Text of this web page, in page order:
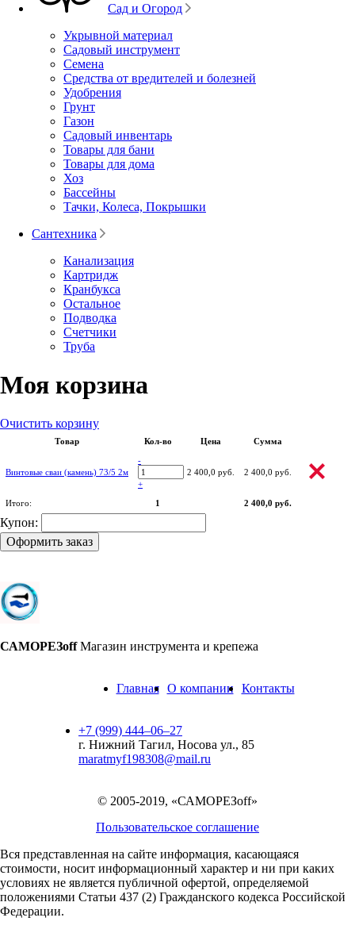
Сад и Огород
Укрывной материал
Садовый инструмент
Семена
Средства от вредителей и болезней
Удобрения
Грунт
Газон
Садовый инвентарь
Товары для бани
Товары для дома
Хоз
Бассейны
Тачки, Колеса, Покрышки
Сантехника
Канализация
Картридж
Кранбукса
Остальное
Подводка
Счетчики
Труба
Моя корзина
Очистить корзину
Товар Кол-во Цена Сумма
Винтовые сваи (камень) 73/5 2м
-
+
2 400,0 руб. 2 400,0 руб.
Итого: 1 2 400,0 руб.
Купон:
Оформить заказ
САМОРЕЗoff Магазин инструмента и крепежа
Главная О компании Контакты
+7 (999) 444‒06‒27
г. Нижний Тагил, Носова ул., 85
maratmyf198308@mail.ru
© 2005-2019, «САМОРЕЗoff»
Пользовательское соглашение
Вся представленная на сайте информация, касающаяся
стоимости, носит информационный характер и ни при каких
условиях не является публичной офертой, определяемой
положениями Статьи 437 (2) Гражданского кодекса Российской
Федерации.